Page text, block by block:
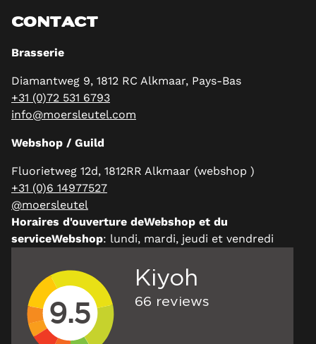
CONTACT
Brasserie
Diamantweg 9, 1812 RC Alkmaar, Pays-Bas
+31 (0)72 531 6793
info@moersleutel.com
Webshop / Guild
Fluorietweg 12d, 1812RR Alkmaar (webshop )
+31 (0)6 14977527
@moersleutel
Horaires d'ouverture deWebshop et du
serviceWebshop: lundi, mardi, jeudi et vendredi